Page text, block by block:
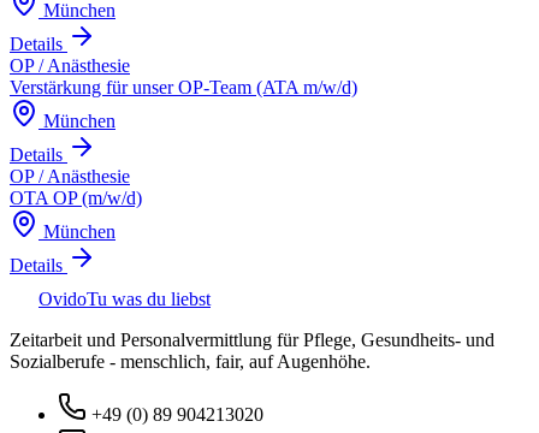
München
Details
OP / Anästhesie
Verstärkung für unser OP-Team (ATA m/w/d)
München
Details
OP / Anästhesie
OTA OP (m/w/d)
München
Details
OvidoTu was du liebst
Zeitarbeit und Personalvermittlung für Pflege, Gesundheits- und
Sozialberufe - menschlich, fair, auf Augenhöhe.
+49 (0) 89 904213020